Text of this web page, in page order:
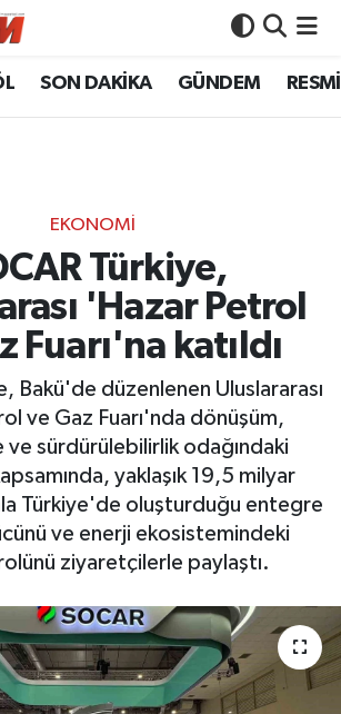
SON DAKİKA GÜNDEM
EKONOMİ
Türkiye,
'Hazar Petrol
Fuarı'na katıldı
Bakü'de düzenlenen Uluslararası
ve Gaz Fuarı'nda dönüşüm,
ve sürdürülebilirlik odağındaki
yaklaşık 19,5 milyar
Türkiye'de oluşturduğu entegre
ve enerji ekosistemindeki
ziyaretçilerle paylaştı.
Eczaneler
Yoğunluk Haritası
Durumu ve Fikstür
Haberleri